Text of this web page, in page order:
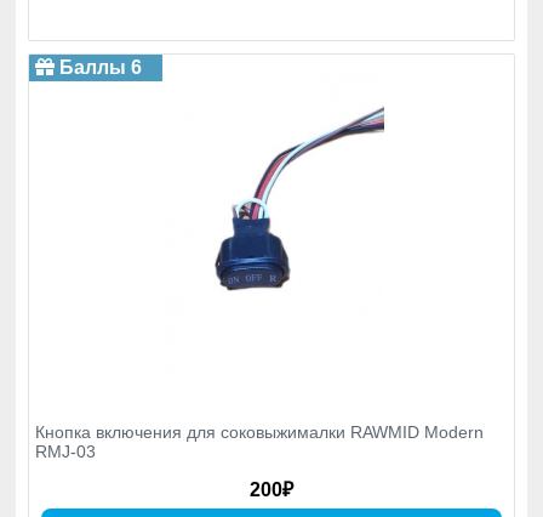
Кнопка включения для соковыжималки RAWMID Modern
RMJ-03
200₽
Баллы 6